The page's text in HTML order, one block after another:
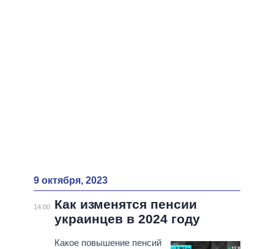
9 октября, 2023
14:00
Как изменятся пенсии
украинцев в 2024 году
Какое повышение пенсий